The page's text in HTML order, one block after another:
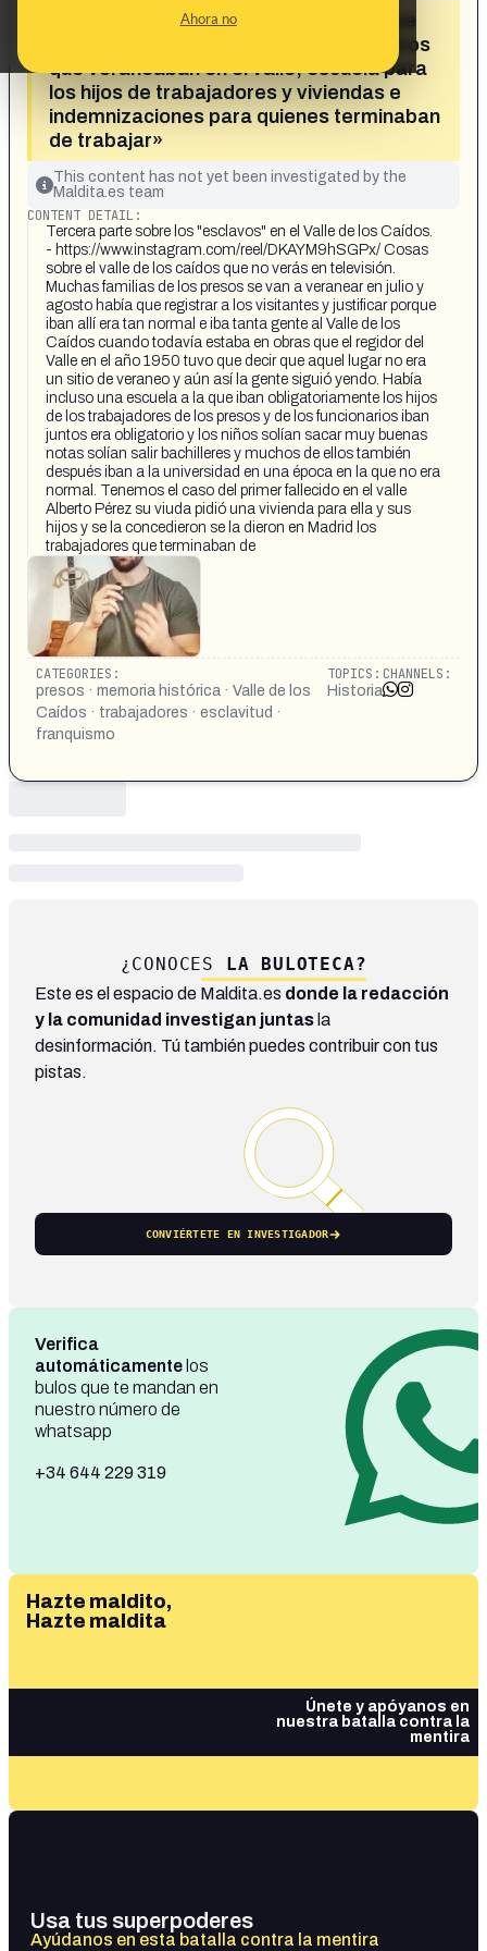
Ahora no
«Cosas sobre el Valle de los Caídos que
no verás en televisión: familias de presos
que veraneaban en el valle, escuela para
los hijos de trabajadores y viviendas e
indemnizaciones para quienes terminaban
de trabajar»
This content has not yet been investigated by the
Maldita.es team
CONTENT DETAIL:
Tercera parte sobre los "esclavos" en el Valle de los Caídos.
- https://www.instagram.com/reel/DKAYM9hSGPx/ Cosas
sobre el valle de los caídos que no verás en televisión.
Muchas familias de los presos se van a veranear en julio y
agosto había que registrar a los visitantes y justificar porque
iban allí era tan normal e iba tanta gente al Valle de los
Caídos cuando todavía estaba en obras que el regidor del
Valle en el año 1950 tuvo que decir que aquel lugar no era
un sitio de veraneo y aún así la gente siguió yendo. Había
incluso una escuela a la que iban obligatoriamente los hijos
de los trabajadores de los presos y de los funcionarios iban
juntos era obligatorio y los niños solían sacar muy buenas
notas solían salir bachilleres y muchos de ellos también
después iban a la universidad en una época en la que no era
normal. Tenemos el caso del primer fallecido en el valle
Alberto Pérez su viuda pidió una vivienda para ella y sus
hijos y se la concedieron se la dieron en Madrid los
trabajadores que terminaban de
CATEGORIES:
presos · memoria histórica · Valle de los
Caídos · trabajadores · esclavitud ·
franquismo
TOPICS:
Historia
CHANNELS:
¿CONOCES LA BULOTECA?
Este es el espacio de Maldita.es donde la redacción
y la comunidad investigan juntas la
desinformación. Tú también puedes contribuir con tus
pistas.
CONVIÉRTETE EN INVESTIGADOR
Verifica
automáticamente los
bulos que te mandan en
nuestro número de
whatsapp
+34 644 229 319
Hazte maldito,
Hazte maldita
Únete y apóyanos en
nuestra batalla contra la
mentira
Usa tus superpoderes
Ayúdanos en esta batalla contra la mentira